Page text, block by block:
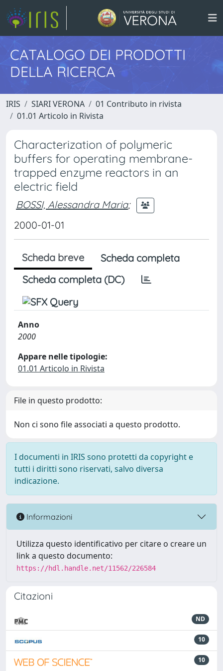
CATALOGO DEI PRODOTTI
DELLA RICERCA
IRIS SIARI VERONA
01 Contributo in rivista
01.01 Articolo in Rivista
Characterization of polymeric
buffers for operating membrane-
trapped enzyme reactors in an
electric field
BOSSI, Alessandra Maria;
2000-01-01
Scheda breve
Scheda completa
Scheda completa (DC)
Anno
2000
Appare nelle tipologie:
01.01 Articolo in Rivista
File in questo prodotto:
Non ci sono file associati a questo prodotto.
I documenti in IRIS sono protetti da copyright e
tutti i diritti sono riservati, salvo diversa
indicazione.
Informazioni
Utilizza questo identificativo per citare o creare un
link a questo documento:
https://hdl.handle.net/11562/226584
Citazioni
ND
10
10